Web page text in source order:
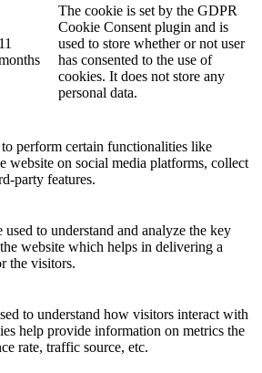
11
The cookie is set by the GDPR
Cookie Consent plugin and is
used to store whether or not user
has consented to the use of
cookies. It does not store any
personal data.
perform certain functionalities like
website on social media platforms, collect
party features.
used to understand and analyze the key
website which helps in delivering a
the visitors.
to understand how visitors interact with
help provide information on metrics the
rate, traffic source, etc.